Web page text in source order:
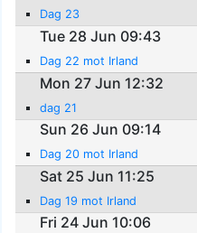
Dag 23
Tue 28 Jun 09:43
Dag 22 mot Irland
Mon 27 Jun 12:32
dag 21
Sun 26 Jun 09:14
Dag 20 mot Irland
Sat 25 Jun 11:25
Dag 19 mot Irland
Fri 24 Jun 10:06